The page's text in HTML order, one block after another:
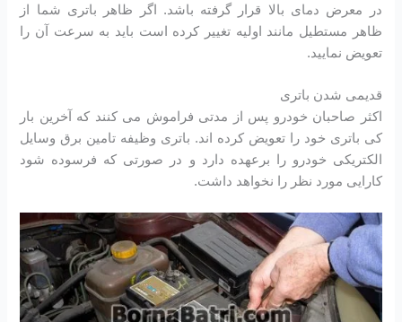
در معرض دمای بالا قرار گرفته باشد. اگر ظاهر باتری شما از
ظاهر مستطیل مانند اولیه تغییر کرده است باید به سرعت آن را
تعویض نمایید.
قدیمی شدن باتری
اکثر صاحبان خودرو پس از مدتی فراموش می کنند که آخرین بار
کی باتری خود را تعویض کرده اند. باتری وظیفه تامین برق وسایل
الکتریکی خودرو را برعهده دارد و در صورتی که فرسوده شود
کارایی مورد نظر را نخواهد داشت.